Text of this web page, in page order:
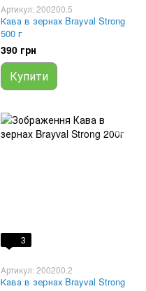
Артикул: 200200.5
Кава в зернах Brayval Strong
500 г
390 грн
Купити
3
Артикул: 200200.2
Кава в зернах Brayval Strong